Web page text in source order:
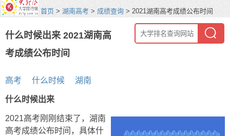
首页 > 湖南高考 > 成绩查询 > 2021湖南高考成绩公布时间
什么时候出来 2021湖南高
考成绩公布时间
高考 什么时候 湖南
什么时候出来
2021高考刚刚结束了，湖南
高考成绩公布时间，具体什